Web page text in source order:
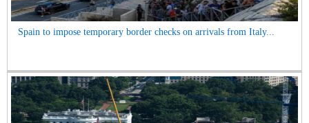
Spain to impose temporary border checks on arrivals from Italy...